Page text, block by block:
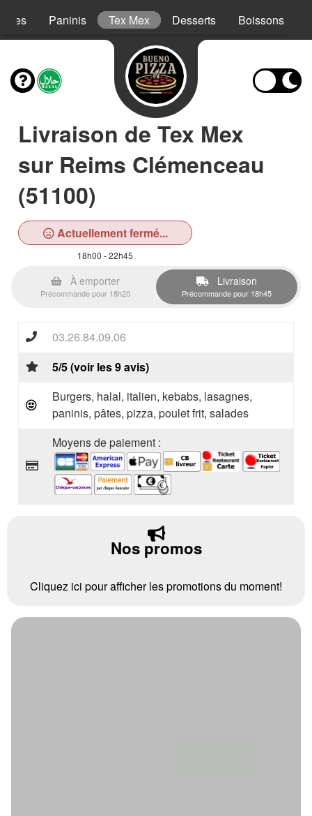
Paninis Tex Mex Desserts Boissons
Livraison de Tex Mex
sur Reims Clémenceau
(51100)
Actuellement fermé...
18h00 - 22h45
À emporter
Précommande pour 18h20
Livraison
Précommande pour 18h45
03.26.84.09.06
5/5 (voir les 9 avis)
Burgers, halal, italien, kebabs, lasagnes,
paninis, pâtes, pizza, poulet frit, salades
Moyens de paiement :
Nos promos
Cliquez ici pour afficher les promotions du moment!